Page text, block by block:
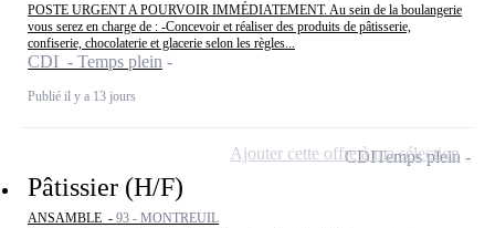
POSTE URGENT A POURVOIR IMMÉDIATEMENT. Au sein de la boulangerie
vous serez en charge de : -Concevoir et réaliser des produits de pâtisserie,
confiserie, chocolaterie et glacerie selon les règles...
CDI - Temps plein
Publié il y a 13 jours
Pâtissier (H/F)
ANSAMBLE - 93 - MONTREUIL
CDITemps plein
Ajouter cette offre à ma sélection